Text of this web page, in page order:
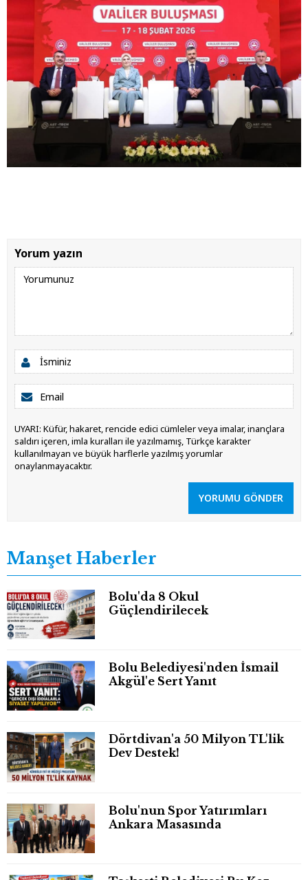
Yorum yazın
UYARI: Küfür, hakaret, rencide edici cümleler veya imalar, inançlara
saldırı içeren, imla kuralları ile yazılmamış, Türkçe karakter
kullanılmayan ve büyük harflerle yazılmış yorumlar
onaylanmayacaktır.
YORUMU GÖNDER
Manşet Haberler
Bolu'da 8 Okul
Güçlendirilecek
Bolu Belediyesi'nden İsmail
Akgül'e Sert Yanıt
Dörtdivan'a 50 Milyon TL'lik
Dev Destek!
Bolu'nun Spor Yatırımları
Ankara Masasında